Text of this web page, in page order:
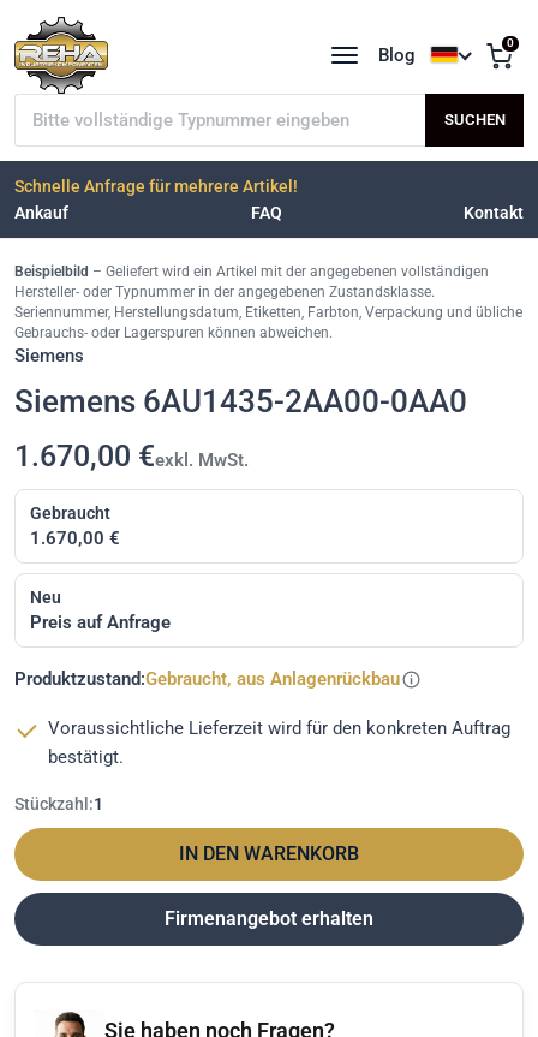
Typnummer suchen SUCHEN
Blog
Sprache
0
Schnelle Anfrage für mehrere Artikel!
Ankauf
FAQ Kontakt
Beispielbild – Geliefert wird ein Artikel mit der angegebenen vollständigen
Hersteller- oder Typnummer in der angegebenen Zustandsklasse.
Seriennummer, Herstellungsdatum, Etiketten, Farbton, Verpackung und übliche
Gebrauchs- oder Lagerspuren können abweichen.
Siemens
Siemens 6AU1435-2AA00-0AA0
1.670,00 €exkl. MwSt.
Gebraucht
1.670,00 €
Neu
Preis auf Anfrage
Produktzustand:Gebraucht, aus Anlagenrückbau
Voraussichtliche Lieferzeit wird für den konkreten Auftrag
bestätigt.
Stückzahl:1
IN DEN WARENKORB
Firmenangebot erhalten
Sie haben noch Fragen?